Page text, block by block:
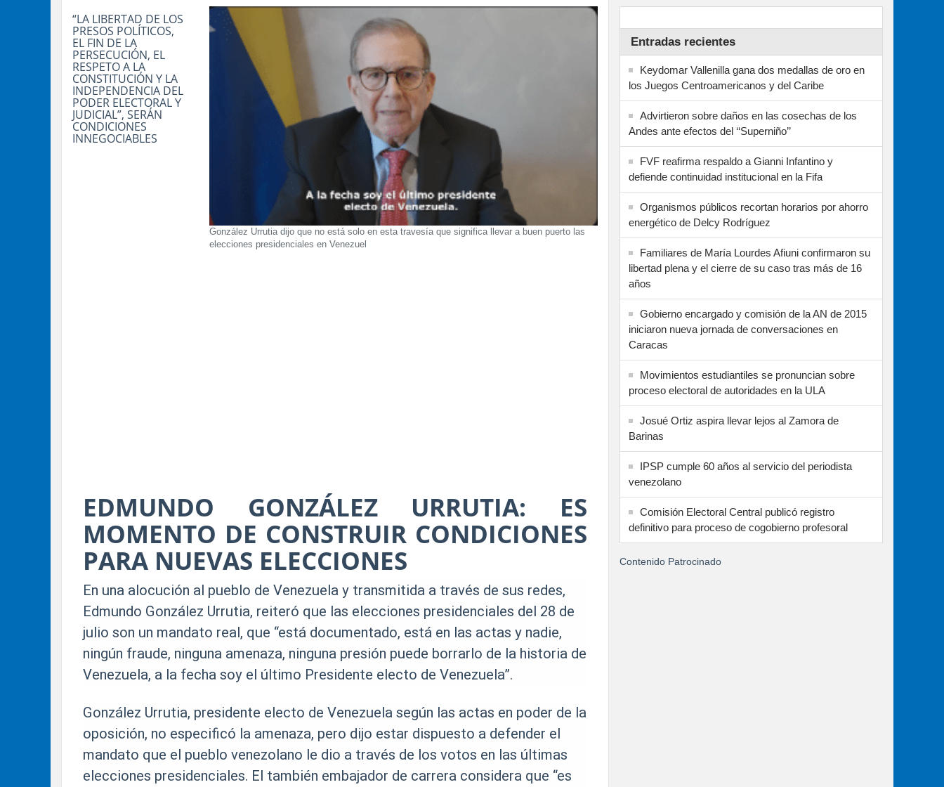
González Urrutia dijo que no está solo en esta travesía que significa llevar a buen puerto las
elecciones presidenciales en Venezuel
“LA LIBERTAD DE LOS
PRESOS POLÍTICOS,
EL FIN DE LA
PERSECUCIÓN, EL
RESPETO A LA
CONSTITUCIÓN Y LA
INDEPENDENCIA DEL
PODER ELECTORAL Y
JUDICIAL”, SERÁN
CONDICIONES
INNEGOCIABLES
EDMUNDO GONZÁLEZ URRUTIA: ES
MOMENTO DE CONSTRUIR CONDICIONES
PARA NUEVAS ELECCIONES
En una alocución al pueblo de Venezuela y transmitida a través de sus redes,
Edmundo González Urrutia, reiteró que las elecciones presidenciales del 28 de
julio son un mandato real, que “está documentado, está en las actas y nadie,
ningún fraude, ninguna amenaza, ninguna presión puede borrarlo de la historia de
Venezuela, a la fecha soy el último Presidente electo de Venezuela”.
González Urrutia, presidente electo de Venezuela según las actas en poder de la
oposición, no especificó la amenaza, pero dijo estar dispuesto a defender el
mandato que el pueblo venezolano le dio a través de los votos en las últimas
elecciones presidenciales. El también embajador de carrera considera que “es
Entradas recientes
Keydomar Vallenilla gana dos medallas de oro en
los Juegos Centroamericanos y del Caribe
Advirtieron sobre daños en las cosechas de los
Andes ante efectos del ‘‘Superniño’’
FVF reafirma respaldo a Gianni Infantino y
defiende continuidad institucional en la Fifa
Organismos públicos recortan horarios por ahorro
energético de Delcy Rodríguez
Familiares de María Lourdes Afiuni confirmaron su
libertad plena y el cierre de su caso tras más de 16
años
Gobierno encargado y comisión de la AN de 2015
iniciaron nueva jornada de conversaciones en
Caracas
Movimientos estudiantiles se pronuncian sobre
proceso electoral de autoridades en la ULA
Josué Ortiz aspira llevar lejos al Zamora de
Barinas
IPSP cumple 60 años al servicio del periodista
venezolano
Comisión Electoral Central publicó registro
definitivo para proceso de cogobierno profesoral
Contenido Patrocinado